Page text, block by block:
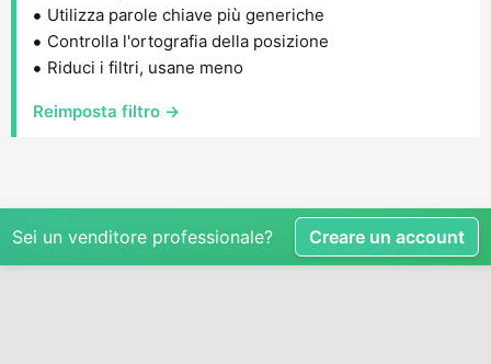
Utilizza parole chiave più generiche
Controlla l'ortografia della posizione
Riduci i filtri, usane meno
Reimposta filtro →
Sei un venditore professionale? Creare un account